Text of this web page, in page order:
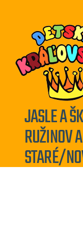
JASLE A
RUŽINOV
STARÉ/